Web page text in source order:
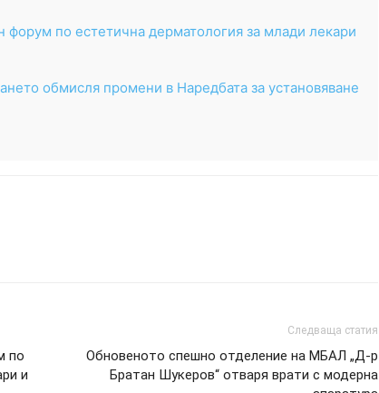
форум по естетична дерматология за млади лекари
обмисля промени в Наредбата за установяване
по
и
Следваща статия
Обновеното спешно отделение на МБАЛ „Д-р
Братан Шукеров“ отваря врати с модерна